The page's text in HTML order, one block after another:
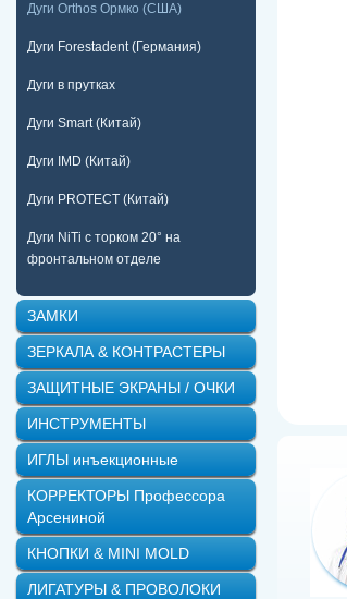
Дуги Orthos Ормко (США)
Дуги Forestadent (Германия)
Дуги в прутках
Дуги Smart (Китай)
Дуги IMD (Китай)
Дуги PROTECT (Китай)
Дуги NiTi с торком 20° на
фронтальном отделе
ЗАМКИ
ЗЕРКАЛА & КОНТРАСТЕРЫ
ЗАЩИТНЫЕ ЭКРАНЫ / ОЧКИ
ИНСТРУМЕНТЫ
ИГЛЫ инъекционные
КОРРЕКТОРЫ Профессора
Арсениной
КНОПКИ & MINI MOLD
ЛИГАТУРЫ & ПРОВОЛОКИ